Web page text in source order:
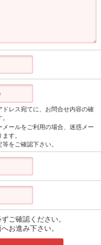
レス宛てに、お問合せ内容の確
ールをご利用の場合、迷惑メー
す。
をご確認下さい。
ご確認ください。
お進み下さい。